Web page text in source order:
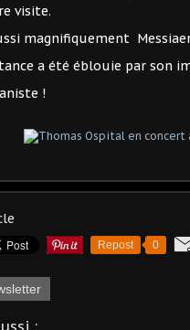
visite.
magnifiquement
a été éblouie par son
!
Repost 0
: